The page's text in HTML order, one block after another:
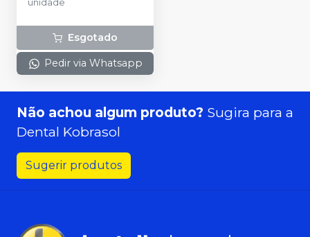
unidade
Esgotado
Pedir via Whatsapp
Não achou algum produto? Sugira para a
Dental Kobrasol
Sugerir produtos